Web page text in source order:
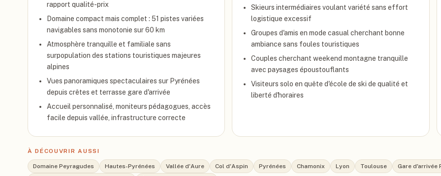
rapport qualité-prix
Domaine compact mais complet : 51 pistes variées
navigables sans monotonie sur 60 km
Atmosphère tranquille et familiale sans
surpopulation des stations touristiques majeures
alpines
Vues panoramiques spectaculaires sur Pyrénées
depuis crêtes et terrasse gare d'arrivée
Accueil personnalisé, moniteurs pédagogues, accès
facile depuis vallée, infrastructure correcte
Skieurs intermédiaires voulant variété sans effort
logistique excessif
Groupes d'amis en mode casual cherchant bonne
ambiance sans foules touristiques
Couples cherchant weekend montagne tranquille
avec paysages époustouflants
Visiteurs solo en quête d'école de ski de qualité et
liberté d'horaires
À DÉCOUVRIR AUSSI
Domaine Peyragudes Hautes-Pyrénées Vallée d'Aure Col d'Aspin Pyrénées Chamonix Lyon Toulouse Gare d'arrivée